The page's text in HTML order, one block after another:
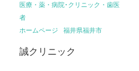
医療・薬・病院･クリニック・歯医
者
ホームページ
福井県福井市
誠クリニック